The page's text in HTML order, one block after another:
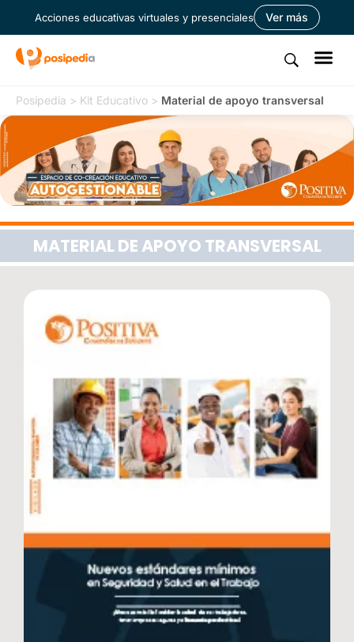
Acciones educativas virtuales y presenciales Ver más
Posipedia > Kit Educativo > Material de apoyo transversal
MATERIAL DE APOYO TRANSVERSAL